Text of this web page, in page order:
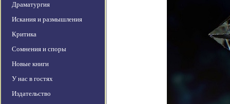
Драматургия
Искания и размышления
Критика
Сомнения и споры
Новые книги
У нас в гостях
Издательство